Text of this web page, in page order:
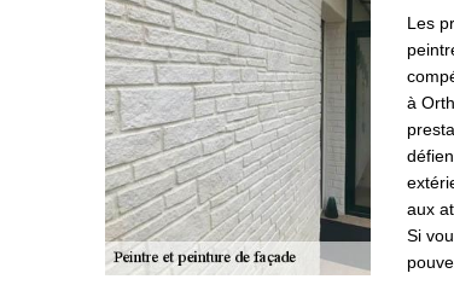
Les
à
aux
Si